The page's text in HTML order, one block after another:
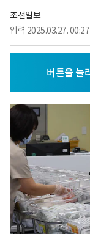
조선일보
입력 2025.03.27. 00:27